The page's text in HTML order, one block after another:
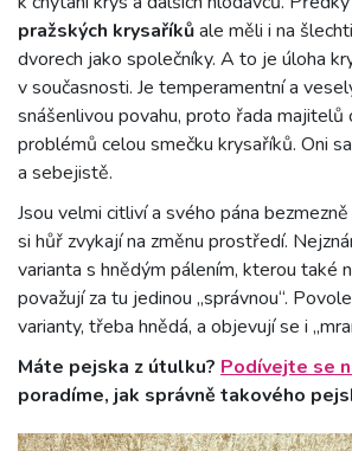
pražských krysaříkůale měli i na
dvorech jako společníky. A to je úloha
v současnosti. Je temperamentní a
snášenlivou povahu, proto řada majitelů
problémů celou smečku krysaříků. Oni
a sebejistě.
Jsou velmi citliví a svého pána
si hůř zvykají na změnu prostředí.
varianta s hnědým pálením, kterou také
považují za tu jedinou „správnou“.
varianty, třeba hnědá, a objevují se i
Máte pejska z útulku? Podívejte se
poradíme, jak správně takového